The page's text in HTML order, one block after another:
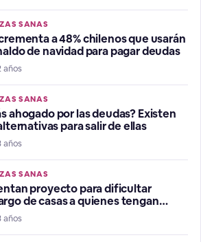
SANAS
a 48% chilenos que usarán
de navidad para pagar deudas
años
SANAS
ahogado por las deudas? Existen
para salir de ellas
años
SANAS
proyecto para dificultar
de casas a quienes tengan
años